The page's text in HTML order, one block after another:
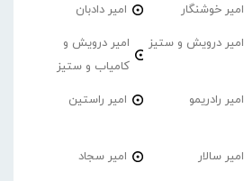
امیر خوشنگار امیر دادبان
امیر درویش و ستیز
امیر درویش و
کامیاب و ستیز
امیر رادریمو امیر راستین
امیر سالار امیر سجاد